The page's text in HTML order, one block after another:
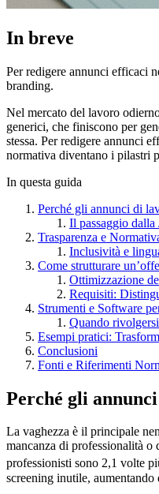
In breve
Per redigere annunci efficaci
branding.
Nel mercato del lavoro
generici, che finiscono per
stessa. Per redigere annunci
normativa diventano i pilastri
In questa guida
Perché gli annunci di
Il passaggio
Trasparenza e
Inclusività e
Come strutturare
Ottimizzazione
Requisiti:
Strumenti e Software
Quando
Esempi pratici:
Conclusioni
Fonti e Riferimenti
Perché gli
La vaghezza è il principale
mancanza di professionalità
professionisti sono 2,1 volte
screening inutile,